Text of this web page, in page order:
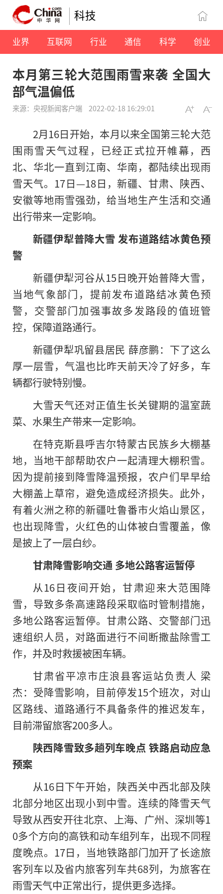
科技
业界 互联网 行业 通信 科学 创业
本月第三轮大范围雨雪来袭 全国大
部气温偏低
来源：央视新闻客户端 2022-02-18 16:29:01
2月16日开始，本月以来全国第三轮大范
围雨雪天气过程，已经正式拉开帷幕，西
北、华北一直到江南、华南，都陆续出现雨
雪天气。17日—18日，新疆、甘肃、陕西、
安徽等地雨雪强劲，给当地生产生活和交通
出行带来一定影响。
新疆伊犁普降大雪 发布道路结冰黄色预
警
新疆伊犁河谷从15日晚开始普降大雪，
当地气象部门，提前发布道路结冰黄色预
警，交警部门加强事故多发路段的值班管
控，保障道路通行。
新疆伊犁巩留县居民 薛彦鹏：下了这么
厚一层雪，气温也比昨天前天冷了好多，车
辆都行驶特别慢。
大雪天气还对正值生长关键期的温室蔬
菜、水果生产带来一定影响。
在特克斯县呼吉尔特蒙古民族乡大棚基
地，当地干部帮助农户一起清理大棚积雪。
因为提前接到降雪降温预报，农户们早早给
大棚盖上草帘，避免造成经济损失。此外，
有着火洲之称的新疆吐鲁番市火焰山景区，
也出现降雪，火红色的山体被白雪覆盖，像
是披上了一层白纱。
甘肃降雪影响交通 多地公路客运暂停
从16日夜间开始，甘肃迎来大范围降
雪，导致多条高速路段采取临时管制措施，
多地公路客运暂停。甘肃公路、交警部门迅
速组织人员，对路面进行不间断撒盐除雪工
作，并及时救援被困车辆。
甘肃省平凉市庄浪县客运站负责人 梁
杰：受降雪影响，目前停发15个班次，对山
区路线、道路通行不具备条件的推迟发车，
目前滞留旅客200多人。
陕西降雪致多趟列车晚点 铁路启动应急
预案
从16日下午开始，陕西关中西北部及陕
北部分地区出现小到中雪。连续的降雪天气
导致从西安开往北京、上海、广州、深圳等1
0多个方向的高铁和动车组列车，出现不同程
度晚点。17日，当地铁路部门加开了长途旅
客列车以及省内旅客列车共68列，为旅客在
雨雪天气中正常出行，提供更多选择。